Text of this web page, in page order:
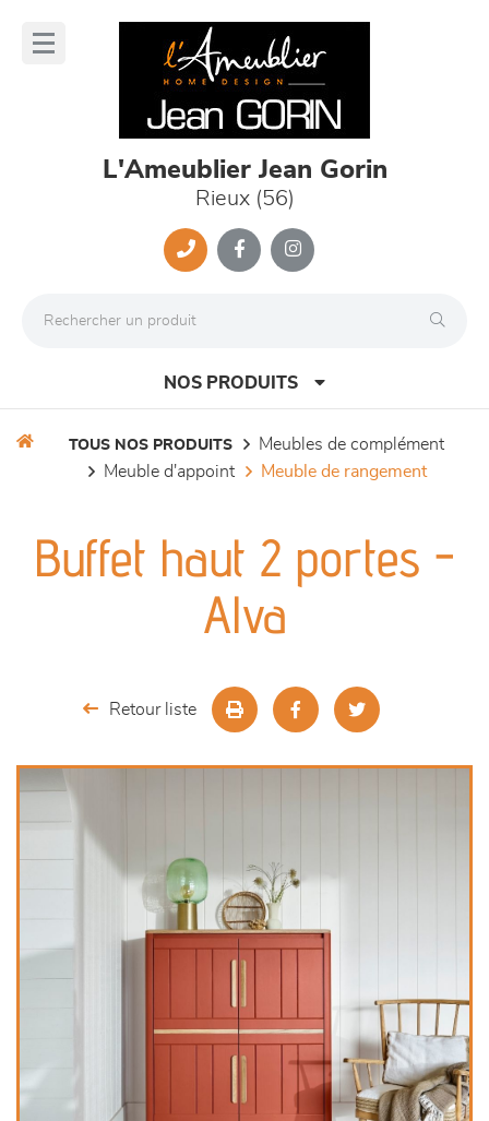
L'Ameublier Jean Gorin
Rieux (56)
NOS PRODUITS
séjours
meubles de complément
décoration
TOUS NOS PRODUITS
meubles de complément
meuble d'appoint
meuble de rangement
Buffet haut 2 portes -
Alva
Retour liste